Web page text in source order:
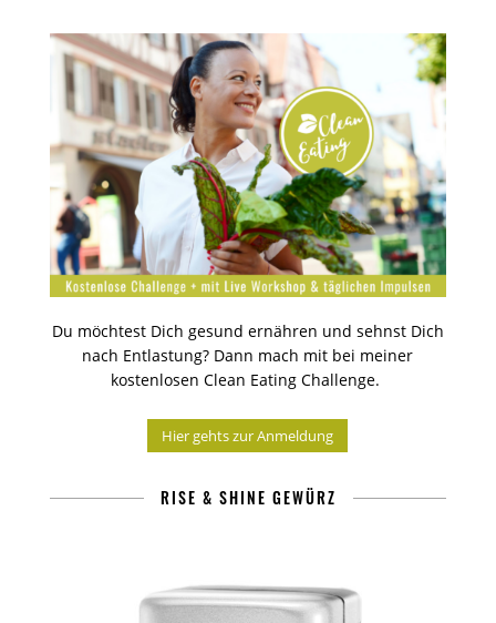
Du möchtest Dich gesund ernähren und sehnst Dich
nach Entlastung? Dann mach mit bei meiner
kostenlosen Clean Eating Challenge.
Hier gehts zur Anmeldung
RISE & SHINE GEWÜRZ